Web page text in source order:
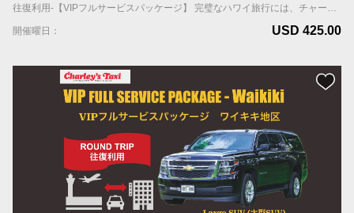
往復利用-【VIPフルサービスパッケージ】 完璧なハワイ旅行には、チャーリーズタクシーの【VIPフルサービスパッケージ】がお勧めです。お客様を担当するドライバーは往復ともに事前に割り振られ、到着日、担当ドライバーはお客様のお名前を表示したサインを持ってお出迎えし、待機しているタクシーまでご案内します。 国際線到着の場合；担当ドライバーはFIT出口（個人出口）を出たところで、お客様の名前を表示したサインを持ってお待ちしています。 国内線到着の場合；担当ドライバーはお客様の利用便の荷物ターンテーブルの辺りで、お客様の名前を表示したサインを持ってお待ちしています。 ホテルへの移動中に、お帰りの時間を記載したリマインダーカードをお渡しします。 ＊当サービスはお客様全員が同じ航空便で到着される前提です。同じ時間帯の異なる航空便で到着される場合は到着時間の遅い便をご記入ください。 車両＆乗車案内 ・車種：ミニバン ・乗車人数：8名まで（乳幼児含む） ・機内持ち込み手荷物（ハンドバッグ、機内持ち込み用キャリーバッグなど）の数：車両1台につき合計8個まで ・お預け手荷物（スーツケース、折り畳みの車椅子やベビーカーなど）＋大型荷物（自転車、ゴルフバッグ、サーフボードなど）の数：車両1台につき合計8個まで。 ＊大型荷物には超過料金がかかりますので、追加オプションよりお選びください。大型荷物の上限は2個までとなります。
開催曜日： USD 425.00